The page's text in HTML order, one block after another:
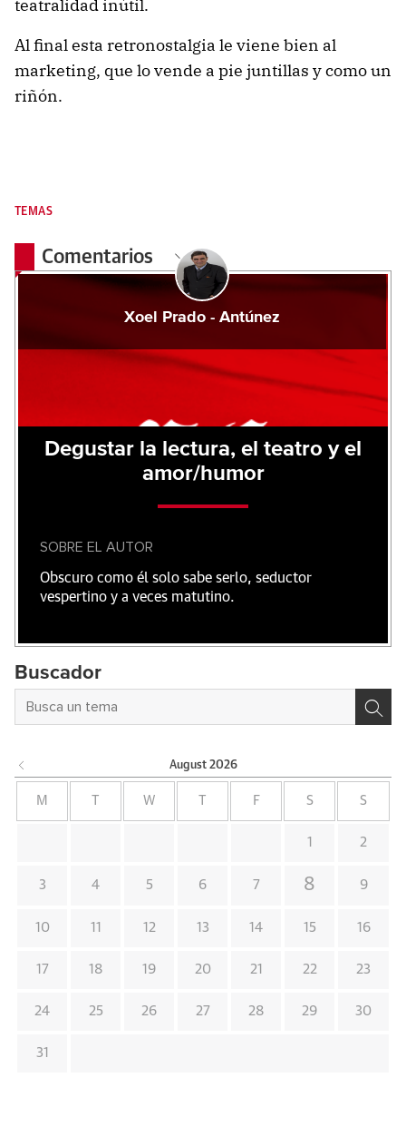
teatralidad inútil.
Al final esta retronostalgia le viene bien al
marketing, que lo vende a pie juntillas y como un
riñón.
TEMAS
Comentarios
Xoel Prado - Antúnez
Degustar la lectura, el teatro y el
amor/humor
SOBRE EL AUTOR
Obscuro como él solo sabe serlo, seductor
vespertino y a veces matutino.
Buscador
August 2026
M W F S S
1 2
3 4 5 6 7 8 9
10 11 12 13 14 15 16
17 18 19 20 21 22 23
24 25 26 27 28 29 30
31